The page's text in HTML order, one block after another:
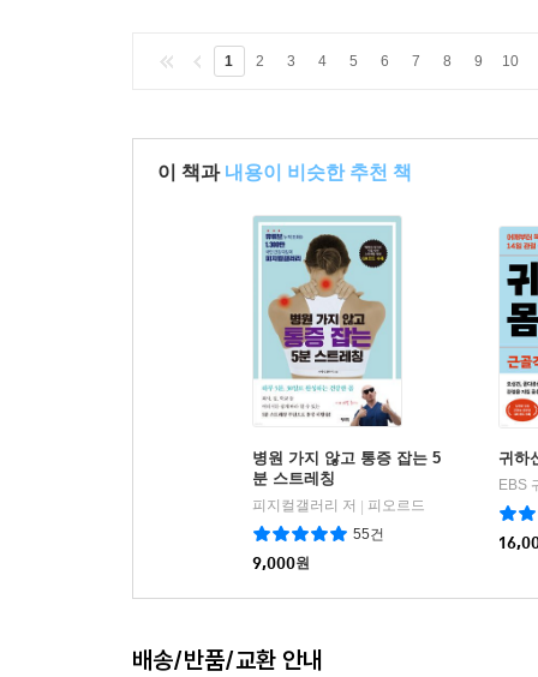
1 2 3 4 5 6 7 8 9 10
이 책과 내용이 비슷한 추천 책
병원 가지 않고 통증 잡는 5
분 스트레칭
피지컬갤러리 저
피오르드
55건
9,000원
귀하
배송/반품/교환 안내